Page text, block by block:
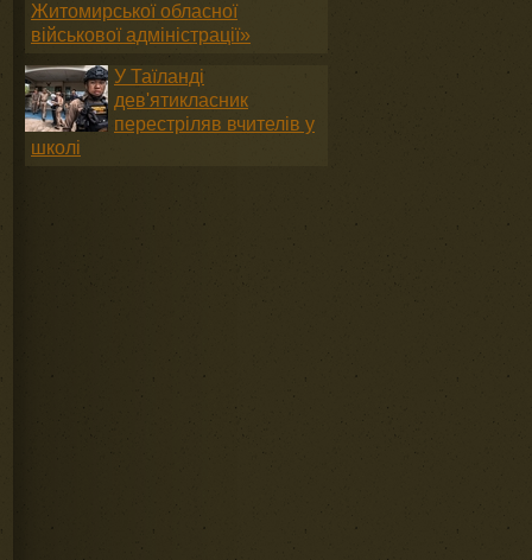
Житомирської обласної
військової адміністрації»
У Таїланді
дев'ятикласник
перестріляв вчителів у
школі